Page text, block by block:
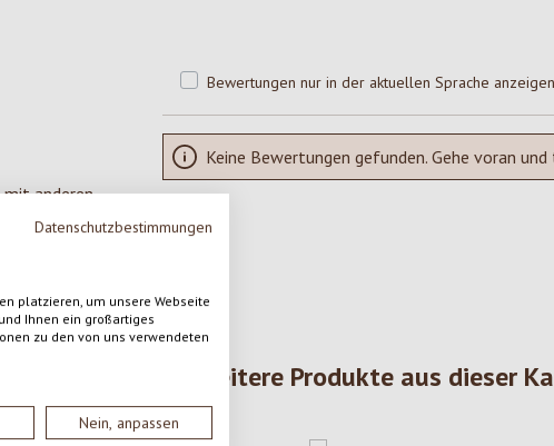
Datenschutzbestimmungen
platzieren, um unsere Webseite
Ihnen ein großartiges
zu den von uns verwendeten
Nein, anpassen
anderen
Bewertungen nur in der aktuellen Sprache
Keine Bewertungen gefunden. Gehe voran
Weitere Produkte aus dieser